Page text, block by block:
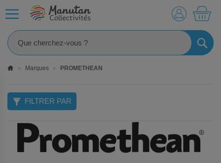
Marques PROMETHEAN
FILTRER PAR